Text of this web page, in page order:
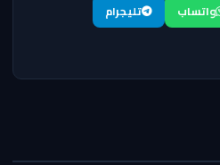
واتساب
تليجرام